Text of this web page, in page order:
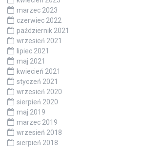
marzec 2023
czerwiec 2022
październik 2021
wrzesień 2021
lipiec 2021
maj 2021
kwiecień 2021
styczeń 2021
wrzesień 2020
sierpień 2020
maj 2019
marzec 2019
wrzesień 2018
sierpień 2018